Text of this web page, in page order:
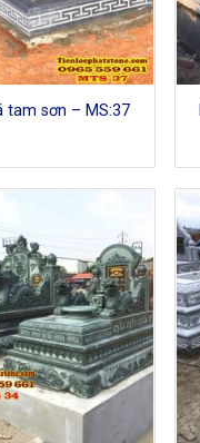
tam sơn – MS:37